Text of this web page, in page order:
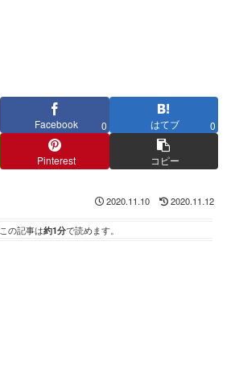
Facebook 0 はてブ 0
Pinterest コピー
2020.11.10 2020.11.12
この記事は約1分で読めます。